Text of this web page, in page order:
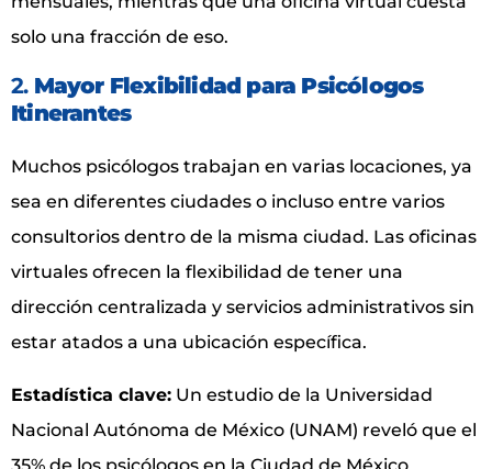
solo una fracción de eso.
2. Mayor Flexibilidad para Psicólogos
Itinerantes
Muchos psicólogos trabajan en varias locaciones, ya
sea en diferentes ciudades o incluso entre varios
consultorios dentro de la misma ciudad. Las oficinas
virtuales ofrecen la flexibilidad de tener una
dirección centralizada y servicios administrativos sin
estar atados a una ubicación específica.
Estadística clave: Un estudio de la Universidad
Nacional Autónoma de México (UNAM) reveló que el